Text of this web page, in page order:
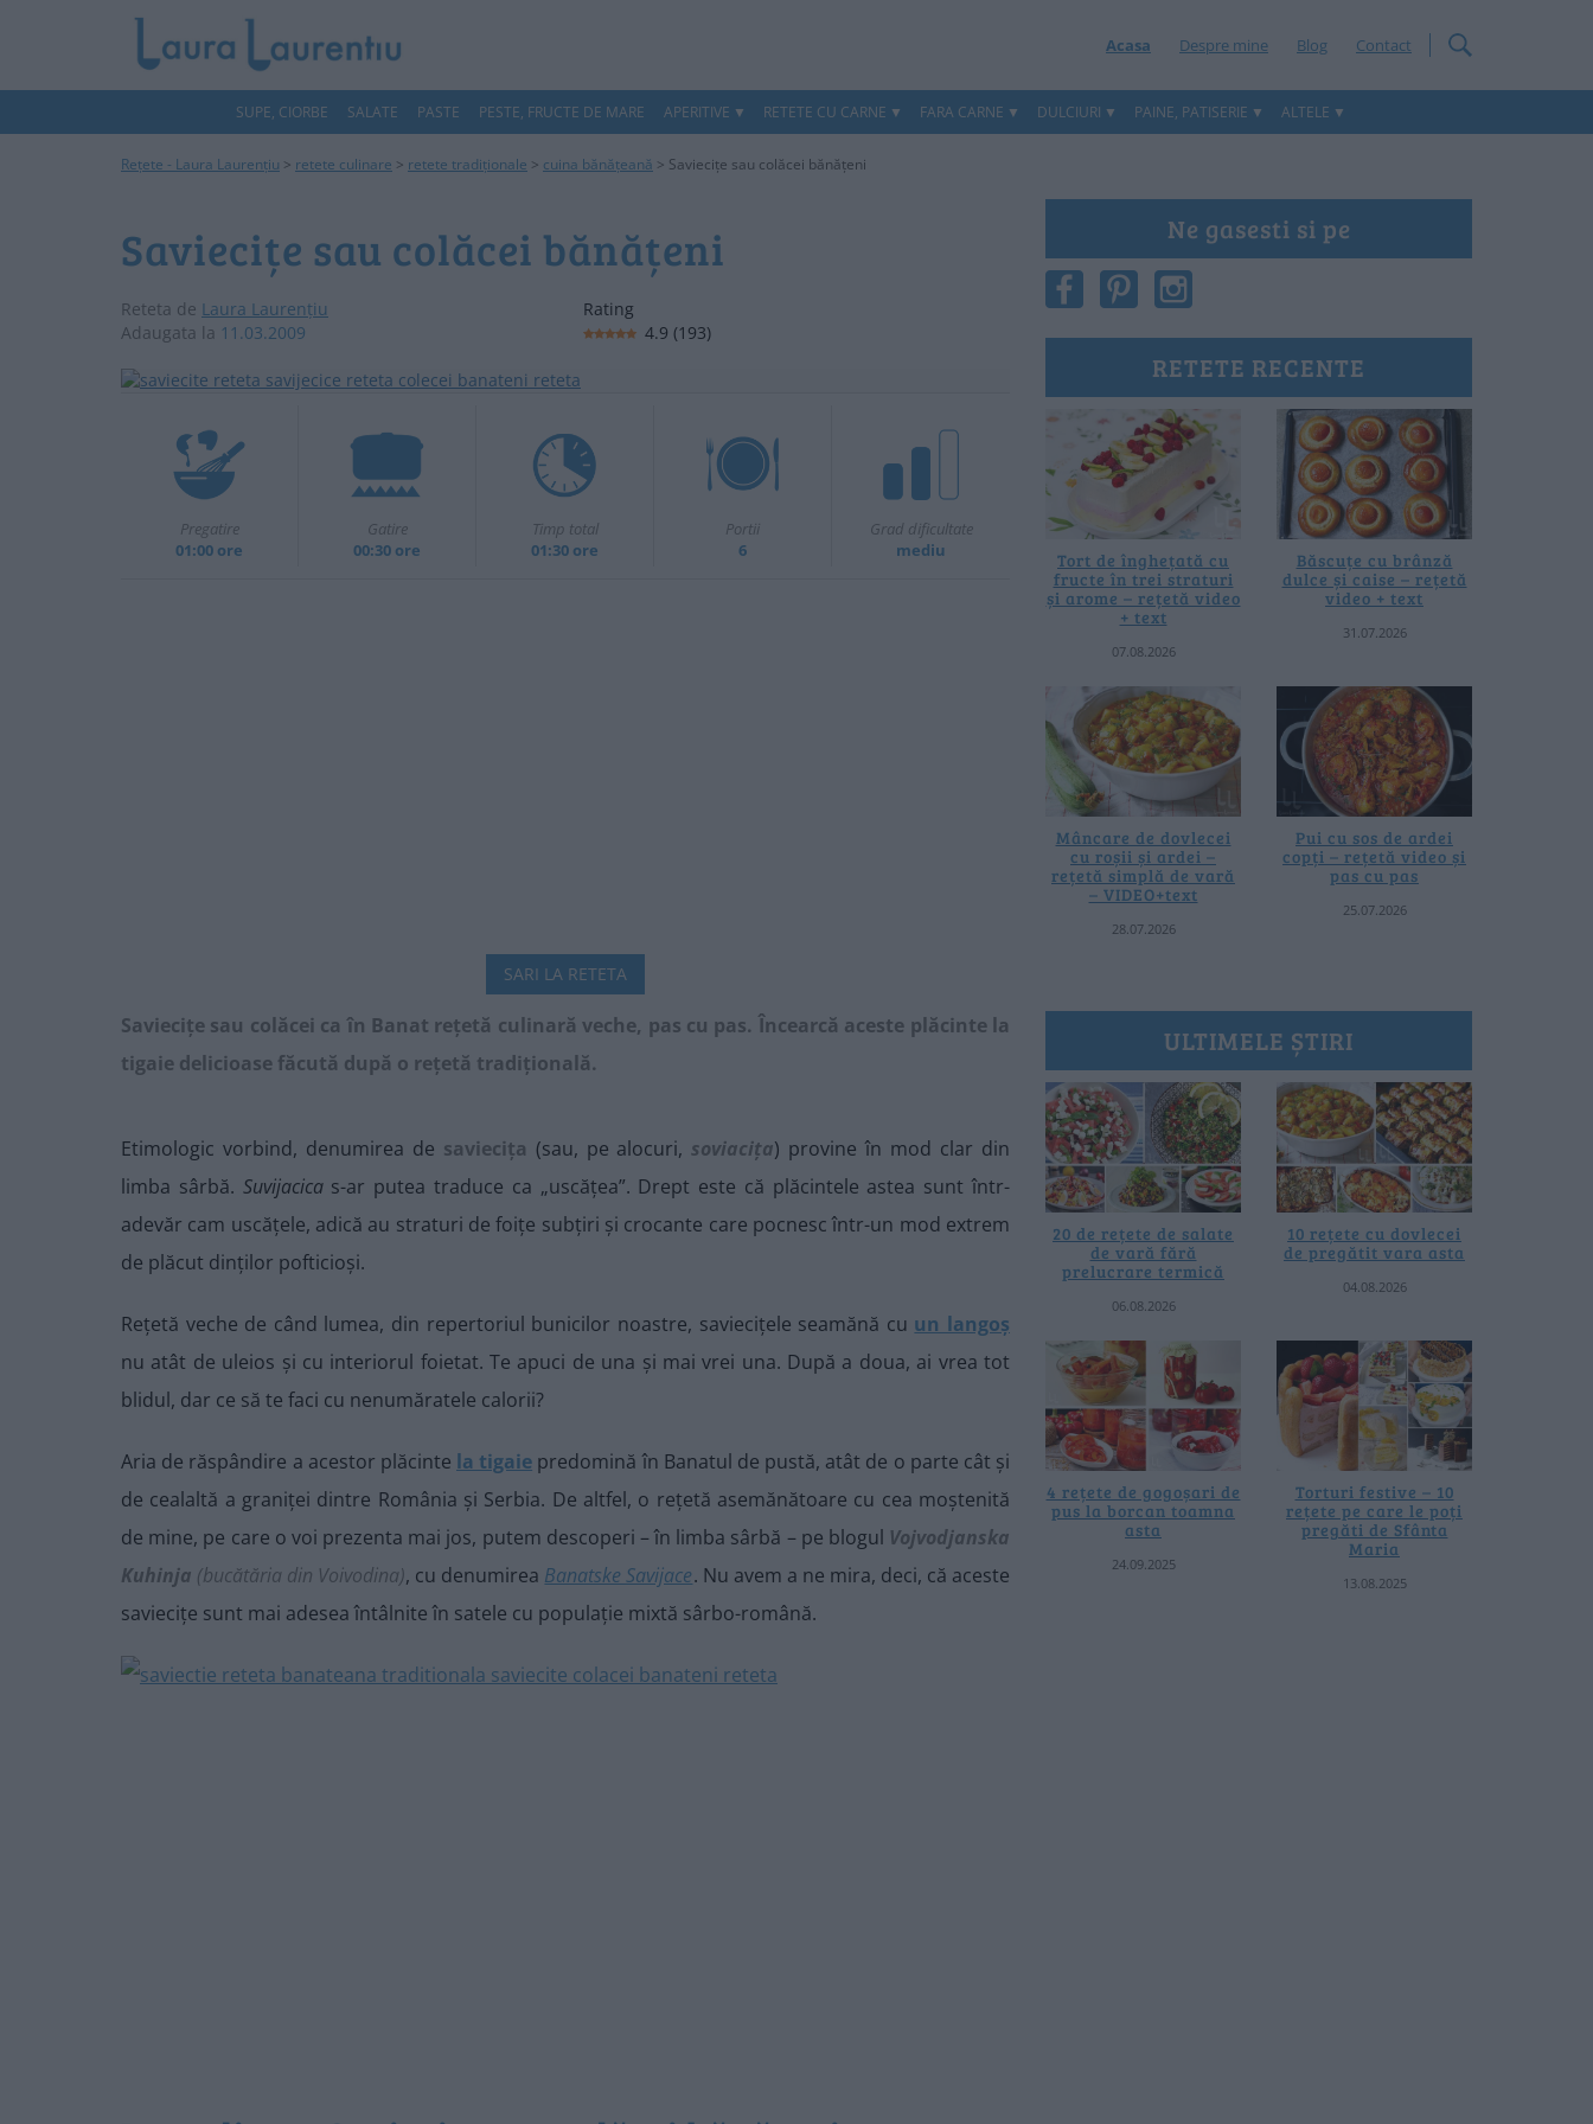
Acasa Despre mine Blog Contact
SUPE, CIORBE SALATE PASTE PESTE, FRUCTE DE MARE APERITIVE RETETE CU CARNE FARA CARNE DULCIURI PAINE, PATISERIE ALTELE
Rețete - Laura Laurențiu > retete culinare > retete tradiționale > cuina bănățeană > Saviecițe sau colăcei bănățeni
Saviecițe sau colăcei bănățeni
Reteta de Laura Laurențiu
Adaugata la 11.03.2009
Rating
4.9 (193)
Pregatire
01:00 ore
Gatire
00:30 ore
Timp total
01:30 ore
Portii
6
Grad dificultate
mediu
SARI LA RETETA
Saviecițe sau colăcei ca în Banat rețetă culinară veche, pas cu pas. Încearcă aceste plăcinte la
tigaie delicioase făcută după o rețetă tradițională.
Etimologic vorbind, denumirea de saviecița (sau, pe alocuri,soviacița) provine în mod clar din
limba sârbă. Suvijacicas-ar putea traduce ca „uscățea”. Drept este că plăcintele astea sunt într-
adevăr cam uscățele, adică au straturi de foițe subțiri și crocante care pocnesc într-un mod extrem
de plăcut dinților pofticioși.
Rețetă veche de când lumea, din repertoriul bunicilor noastre, saviecițele seamănă cu un langoș
nu atât de uleios și cu interiorul foietat. Te apuci de una și mai vrei una. După a doua, ai vrea tot
blidul, dar ce să te faci cu nenumăratele calorii?
Aria de răspândire a acestor plăcinte la tigaie predomină în Banatul de pustă, atât de o parte cât și
de cealaltă a graniței dintre România și Serbia. De altfel, o rețetă asemănătoare cu cea moștenită
de mine, pe care o voi prezenta mai jos, putem descoperi – în limba sârbă – pe blogul Vojvodjanska
Kuhinja (bucătăria din Voivodina), cu denumirea Banatske Savijace. Nu avem a ne mira, deci, că aceste
saviecițe sunt mai adesea întâlnite în satele cu populație mixtă sârbo-română.
Ne gasesti si pe
RETETE RECENTE
Tort de înghețată cu
fructe în trei straturi
și arome – rețetă video
+ text
07.08.2026
Băscuțe cu brânză
dulce și caise – rețetă
video + text
31.07.2026
Mâncare de dovlecei
cu roșii și ardei –
rețetă simplă de vară
– VIDEO+text
28.07.2026
Pui cu sos de ardei
copți – rețetă video și
pas cu pas
25.07.2026
ULTIMELE ȘTIRI
20 de rețete de salate
de vară fără
prelucrare termică
06.08.2026
10 rețete cu dovlecei
de pregătit vara asta
04.08.2026
4 rețete de gogoșari de
pus la borcan toamna
asta
24.09.2025
Torturi festive – 10
rețete pe care le poți
pregăti de Sfânta
Maria
13.08.2025